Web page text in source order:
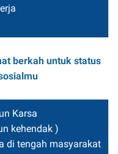
berkah untuk status
Karsa
kehendak )
di tengah masyarakat